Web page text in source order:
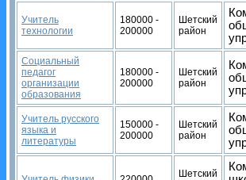
Учитель
технологии
180000 -
200000
Шетский
район
Социальный
педагог
организации
образования
180000 -
200000
Шетский
район
Учитель русского
языка и
литературы
150000 -
200000
Шетский
район
Шетский